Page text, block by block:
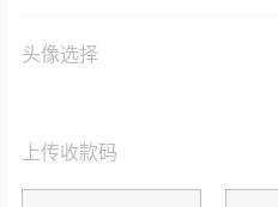
头像选择
上传收款码